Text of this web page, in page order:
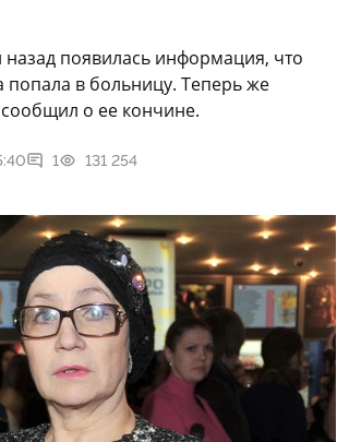
назад появилась информация, что
попала в больницу. Теперь же
сообщил о ее кончине.
1 131 254